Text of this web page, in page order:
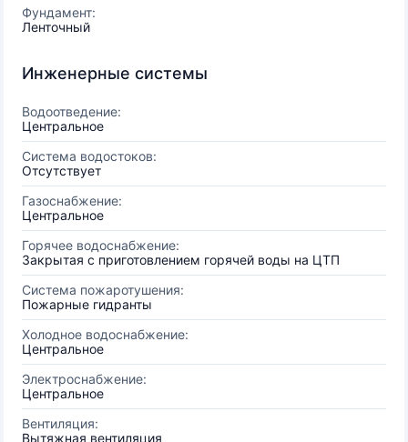
Фундамент:
Ленточный
Инженерные системы
Водоотведение:
Центральное
Система водостоков:
Отсутствует
Газоснабжение:
Центральное
Горячее водоснабжение:
Закрытая с приготовлением горячей воды на ЦТП
Система пожаротушения:
Пожарные гидранты
Холодное водоснабжение:
Центральное
Электроснабжение:
Центральное
Вентиляция:
Вытяжная вентиляция